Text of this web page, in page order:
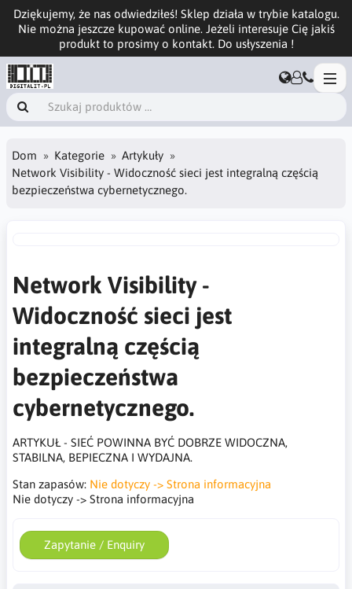
Dziękujemy, że nas odwiedziłeś! Sklep działa w trybie katalogu.
Nie można jeszcze kupować online. Jeżeli interesuje Cię jakiś
produkt to prosimy o kontakt. Do usłyszenia !
Dom Kategorie
Artykuły
Network Visibility - Widoczność sieci jest integralną częścią
bezpieczeństwa cybernetycznego.
Network Visibility -
Widoczność sieci jest
integralną częścią
bezpieczeństwa
cybernetycznego.
ARTYKUŁ - SIEĆ POWINNA BYĆ DOBRZE WIDOCZNA,
STABILNA, BEPIECZNA I WYDAJNA.
Stan zapasów: Nie dotyczy -> Strona informacyjna
Nie dotyczy -> Strona informacyjna
Zapytanie / Enquiry